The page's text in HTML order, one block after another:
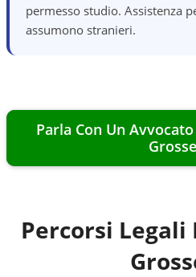
permesso studio. Assistenza
assumono stranieri.
Parla Con Un
Percorsi Legali